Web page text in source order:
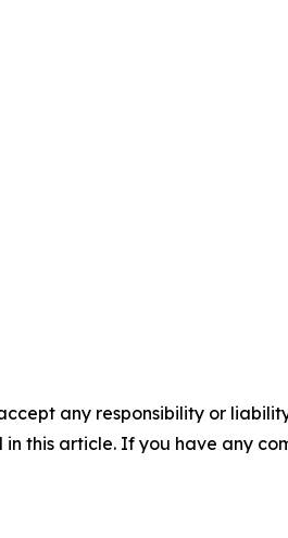
any responsibility or
this article. If you have any